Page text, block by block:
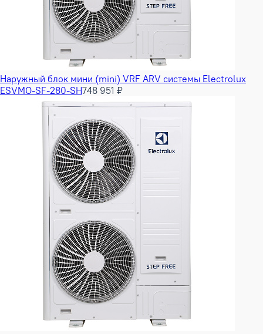
Наружный блок мини (mini) VRF ARV системы Electrolux
ESVMO-SF-280-SH748 951 ₽